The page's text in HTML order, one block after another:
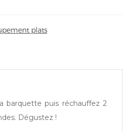
plats
barquette puis réchauffez 2
Dégustez !